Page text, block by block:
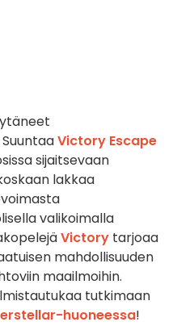
Victory Escape
sijaitsevaan
lakkaa
valikoimalla
Victory tarjoaa
mahdollisuuden
maailmoihin.
tutkimaan
huoneessa!